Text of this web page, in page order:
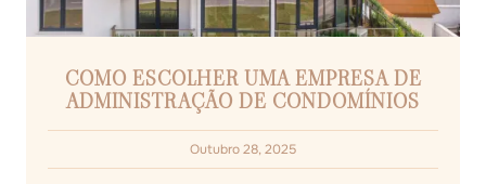
COMO ESCOLHER UMA EMPRESA DE
ADMINISTRAÇÃO DE CONDOMÍNIOS
Outubro 28, 2025